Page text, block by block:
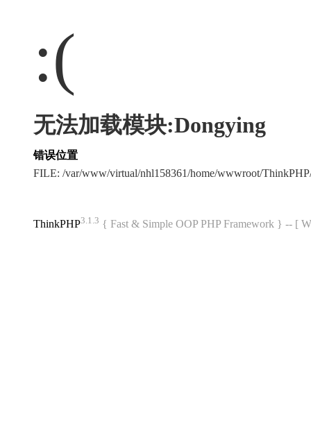
:(
无法加载模块:Dongying
错误位置
FILE: /var/www/virtual/nhl158361/home/wwwroot/
ThinkPHP3.1.3 { Fast & Simple OOP PHP Framework } -- [